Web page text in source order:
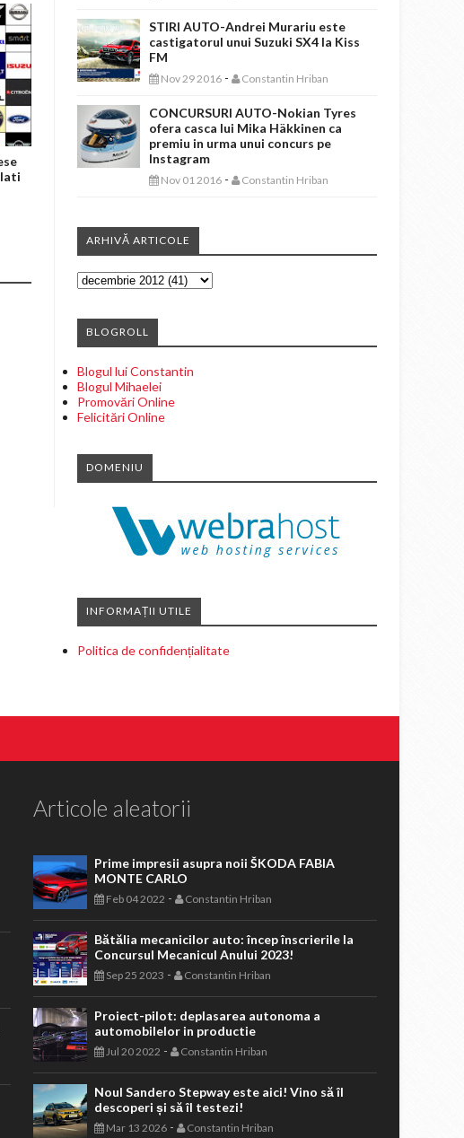
STIRI AUTO-Andrei Murariu este
castigatorul unui Suzuki SX4 la Kiss
FM
Nov 29 2016 - Constantin Hriban
CONCURSURI AUTO-Nokian Tyres
ofera casca lui Mika Häkkinen ca
premiu in urma unui concurs pe
Instagram
Nov 01 2016 - Constantin Hriban
ARHIVĂ ARTICOLE
BLOGROLL
Blogul lui Constantin
Blogul Mihaelei
Promovări Online
Felicitări Online
DOMENIU
INFORMAȚII UTILE
Politica de confidențialitate
Articole aleatorii
Prime impresii asupra noii ŠKODA FABIA
MONTE CARLO
Feb 04 2022 - Constantin Hriban
Bătălia mecanicilor auto: încep înscrierile la
Concursul Mecanicul Anului 2023!
Sep 25 2023 - Constantin Hriban
Proiect-pilot: deplasarea autonoma a
automobilelor in productie
Jul 20 2022 - Constantin Hriban
Noul Sandero Stepway este aici! Vino să îl
descoperi și să îl testezi!
Mar 13 2026- Constantin Hriban